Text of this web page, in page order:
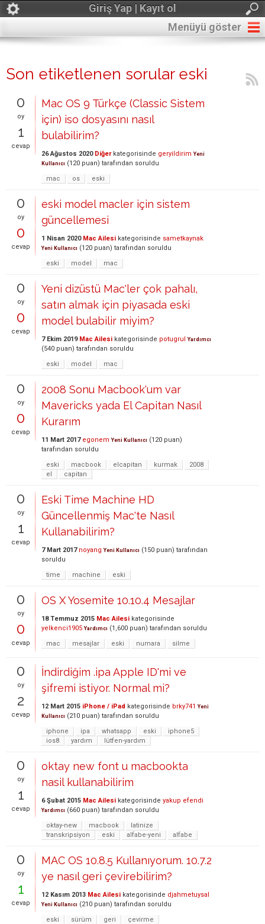
Giriş Yap | Kayıt ol
Menüyü göster
Son etiketlenen sorular eski
0
oy
1
cevap
Mac OS 9 Türkçe (Classic Sistem
için) iso dosyasını nasıl
bulabilirim?
26 Ağustos 2020 Diğerkategorisinde geryildirim Yeni
Kullanıcı (120 puan) tarafından soruldu
mac
os eski
0
oy
0
cevap
eski model macler için sistem
güncellemesi
1 Nisan 2020 Mac Ailesi kategorisinde sametkaynak
Yeni Kullanıcı (120 puan) tarafından soruldu
eski
model mac
0
oy
0
cevap
Yeni dizüstü Mac'ler çok pahalı,
satın almak için piyasada eski
model bulabilir miyim?
7 Ekim 2019 Mac Ailesi kategorisinde potugrul Yardımcı
(540 puan) tarafından soruldu
eski
model mac
0
oy
0
cevap
2008 Sonu Macbook'um var
Mavericks yada El Capitan Nasıl
Kurarım
11 Mart 2017 egonem Yeni Kullanıcı (120 puan)
tarafından soruldu
eski
macbook elcapitan kurmak
2008
el
capitan
0
oy
1
cevap
Eski Time Machine HD
Güncellenmiş Mac'te Nasıl
Kullanabilirim?
7 Mart 2017 noyang Yeni Kullanıcı (150 puan) tarafından
soruldu
time
machine eski
0
oy
0
cevap
OS X Yosemite 10.10.4 Mesajlar
18 Temmuz 2015 Mac Ailesi kategorisinde
yelkenci1905 Yardımcı (1,600 puan) tarafından soruldu
mac
mesajlar eski numara silme
0
oy
2
cevap
İndirdiğim .ipa Apple ID'mi ve
şifremi istiyor. Normal mi?
12 Mart 2015 iPhone / iPad kategorisinde brky741 Yeni
Kullanıcı (210 puan) tarafından soruldu
iphone
ipa whatsapp eski
iphone5
ios8
yardım lütfen-yardım
0
oy
1
cevap
oktay new font u macbookta
nasil kullanabilirim
6 Şubat 2015 Mac Ailesi kategorisinde yakup efendi
Yardımcı (660 puan) tarafından soruldu
oktay-new
macbook
latinize
transkripsiyon
eski alfabe-yeni alfabe
0
oy
1
cevap
MAC OS 10.8.5 Kullanıyorum. 10.7.2
ye nasıl geri çevirebilirim?
12 Kasım 2013 Mac Ailesi kategorisinde djahmetuysal
Yeni Kullanıcı (210 puan) tarafından soruldu
eski
sürüm geri çevirme